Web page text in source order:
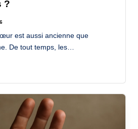
?
est aussi ancienne que
De tout temps, les…